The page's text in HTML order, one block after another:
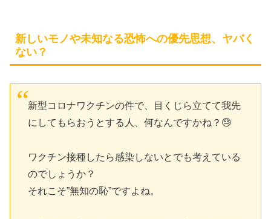
新しいモノや未知なる恐怖への優先思想、ヤバく
ない？
新型コロナワクチンの件で、目くじら立てて我先
にしてもらおうとする人、何なんですかね？😓
ワクチン接種したら感染しないとでも考えている
のでしょうか？
それこそ”無知の恥”ですよね。